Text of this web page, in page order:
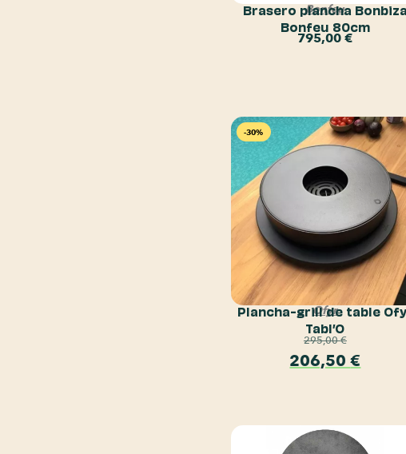
Bonfeu
Brasero plancha
Bonfeu 80cm
795,00€
-30%
Ofyr
Plancha-grill de table
Tabl’O
295,00€
206,50€